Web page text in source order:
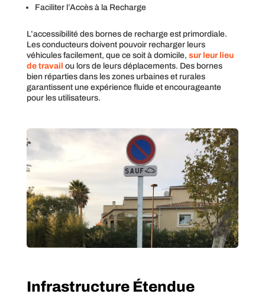
Faciliter l’Accès à la Recharge
L’accessibilité des bornes de recharge est primordiale.
Les conducteurs doivent pouvoir recharger leurs
véhicules facilement, que ce soit à domicile, sur leur lieu
de travail ou lors de leurs déplacements. Des bornes
bien réparties dans les zones urbaines et rurales
garantissent une expérience fluide et encourageante
pour les utilisateurs.
Infrastructure Étendue